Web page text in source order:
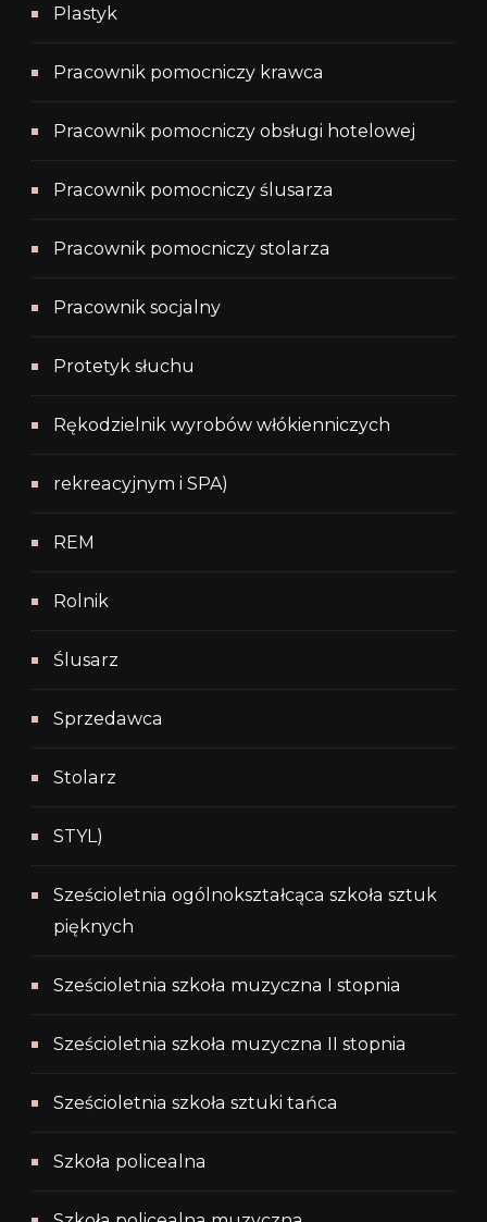
Plastyk
Pracownik pomocniczy krawca
Pracownik pomocniczy obsługi hotelowej
Pracownik pomocniczy ślusarza
Pracownik pomocniczy stolarza
Pracownik socjalny
Protetyk słuchu
Rękodzielnik wyrobów włókienniczych
rekreacyjnym i SPA)
REM
Rolnik
Ślusarz
Sprzedawca
Stolarz
STYL)
Sześcioletnia ogólnokształcąca szkoła sztuk
pięknych
Sześcioletnia szkoła muzyczna I stopnia
Sześcioletnia szkoła muzyczna II stopnia
Sześcioletnia szkoła sztuki tańca
Szkoła policealna